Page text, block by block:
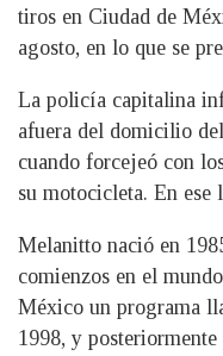
tiros en Ciudad de
agosto, en lo que se
La policía capitalina
afuera del domicilio
cuando forcejeó con
su motocicleta. En ese
Melanitto nació en
comienzos en el
México un programa
1998, y